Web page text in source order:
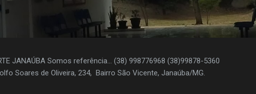
JANAÚBA Somos referência... (38) 998776968 (38)99878-5360
Soares de Oliveira, 234, Bairro São Vicente, Janaúba/MG.